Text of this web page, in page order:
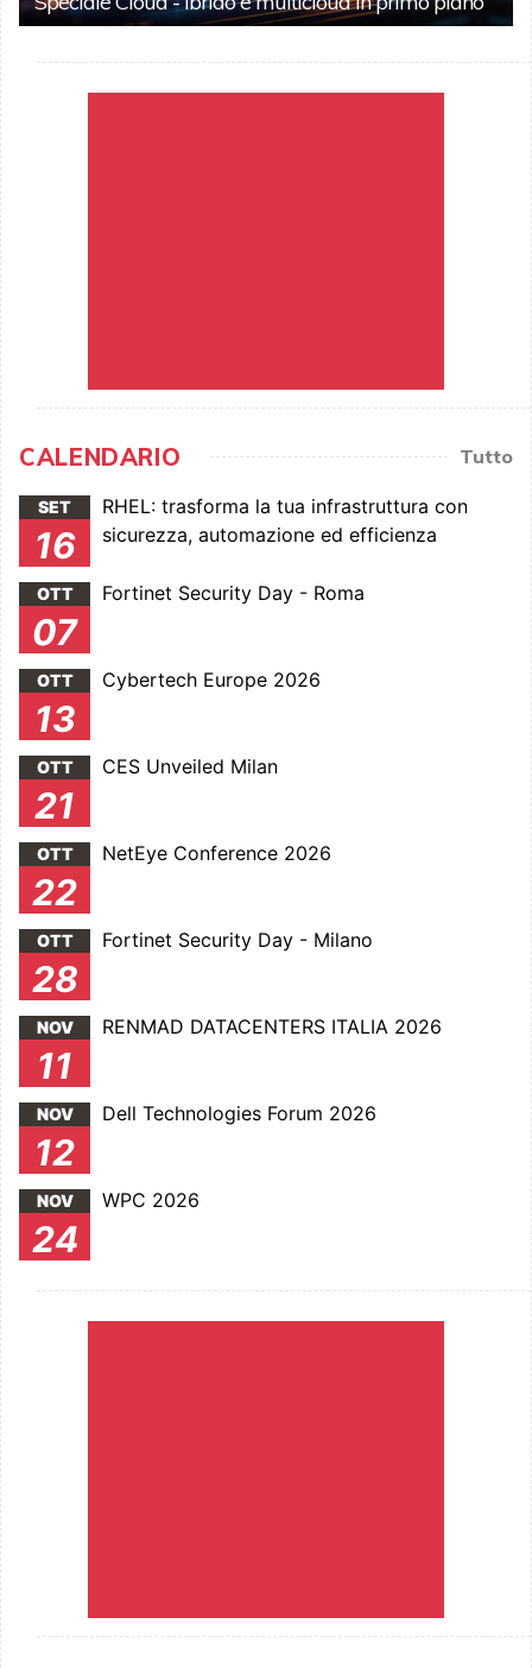
CALENDARIO Tutto
SET
16
RHEL: trasforma la tua infrastruttura con
sicurezza, automazione ed efficienza
OTT
07
Fortinet Security Day - Roma
OTT
13
Cybertech Europe 2026
OTT
21
CES Unveiled Milan
OTT
22
NetEye Conference 2026
OTT
28
Fortinet Security Day - Milano
NOV
11
RENMAD DATACENTERS ITALIA 2026
NOV
12
Dell Technologies Forum 2026
NOV
24
WPC 2026